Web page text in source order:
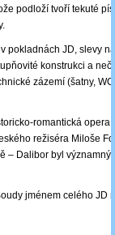
podloží tvoří tekuté
pokladnách JD, slevy
konstrukci a
zázemí (šatny,
romantická opera
režiséra Miloše
‒ Dalibor byl
jménem celého JD